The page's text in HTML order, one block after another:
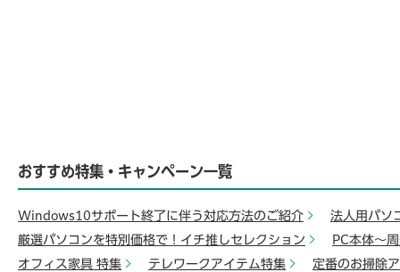
おすすめ特集・キャンペーン一覧
Windows10サポート終了に伴う対応方法のご紹介
法人用パソ
厳選パソコンを特別価格で！イチ推しセレクション
PC本体～
オフィス家具 特集
テレワークアイテム特集
定番のお掃除